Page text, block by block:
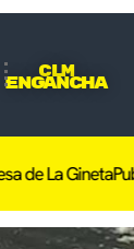
CLM
Engancha
Gineta